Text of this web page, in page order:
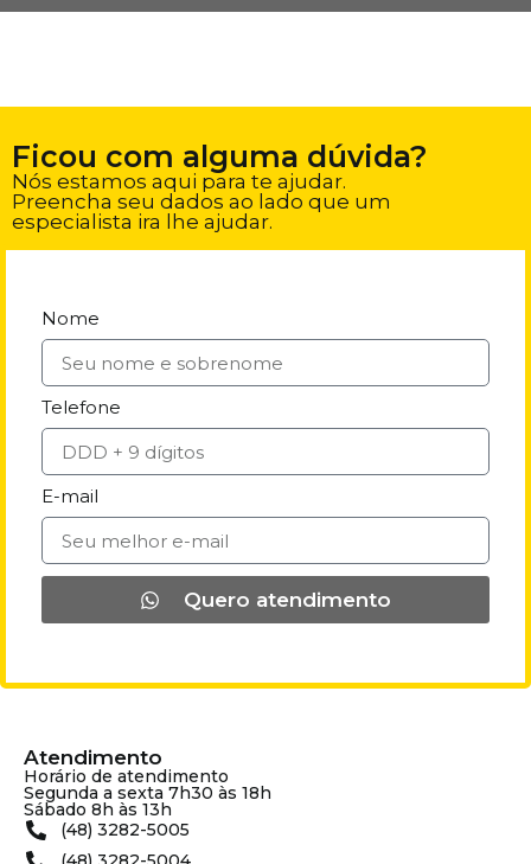
Ficou com alguma dúvida?
Nós estamos aqui para te ajudar.
Preencha seu dados ao lado que um
especialista ira lhe ajudar.
Nome
Telefone
E-mail
Quero atendimento
Atendimento
Horário de atendimento
Segunda a sexta 7h30 às 18h
Sábado 8h às 13h
(48) 3282-5005